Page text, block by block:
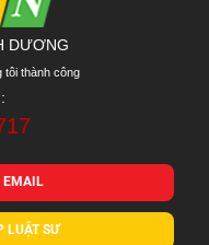
DƯƠNG
tôi thành công
EMAIL
LUẬT SƯ